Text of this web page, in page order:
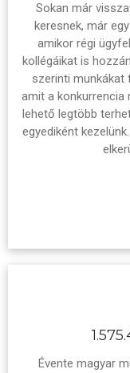
Sokan már
keresnek, már
amikor régi
kollégáikat is
szerinti munkákat
amit a konkurrencia
lehető legtöbb
egyediként
Évente magyar